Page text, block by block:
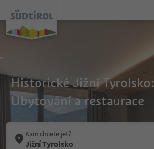
Historické Jižní Tyrolsko:
Ubytování a restaurace
Kam chcete jet?
Jižní Tyrolsko